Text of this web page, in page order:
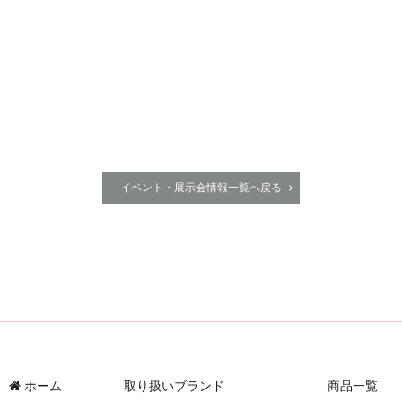
イベント・展示会情報一覧へ戻る
ホーム 取り扱いブランド 商品一覧